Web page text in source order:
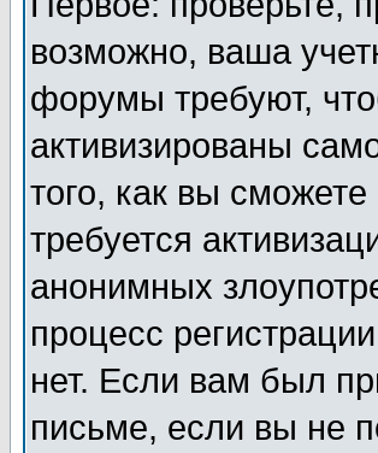
возможно, ваша
форумы требуют,
активизированы
того, как вы
требуется
анонимных
процесс
нет. Если вам был
письме, если вы не